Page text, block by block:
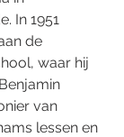
In 1951
de
waar hij
van
lessen en